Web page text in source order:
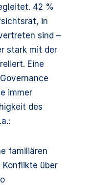
42 %
in
sind –
stark mit der
Eine
immer
des
familiären
Konflikte über